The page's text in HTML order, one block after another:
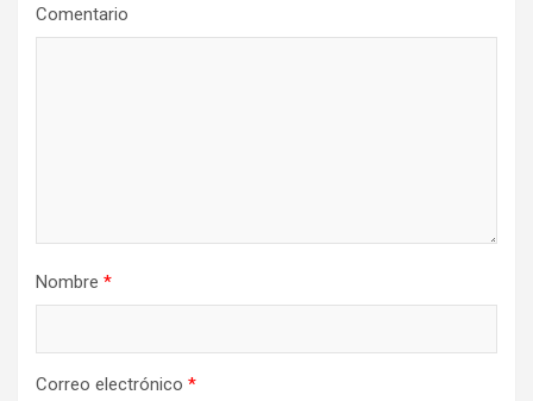
Comentario
Nombre *
Correo electrónico *